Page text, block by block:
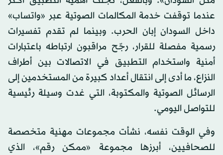
عندما توقفت خدمة المكالمات الصوتية عبر «واتساب»
داخل السودان إبان الحرب. وبينما لم تقدم تفسيرات
رسمية مفصلة للقرار، رجّح مراقبون ارتباطه باعتبارات
أمنية واستخدام التطبيق في الاتصالات بين أطراف
النزاع، ما أدى إلى انتقال أعداد كبيرة من المستخدمين إلى
الرسائل الصوتية والمكتوبة، التي غدت وسيلة رئيسية
للتواصل اليومي.
وفي الوقت نفسه، نشأت مجموعات مهنية متخصصة
للصحافيين، أبرزها مجموعة «ممكن رقم»، الذي